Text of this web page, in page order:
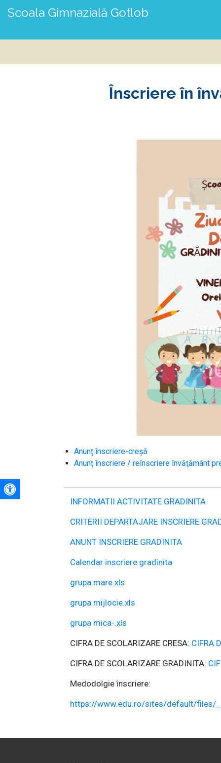
Școala Gimnazială Gotlob
A+
Înscriere în
Anunț înscriere-creșă
Anunţ înscriere / reînscriere învăţământ
INFORMATII ACTIVITATE GRADINITA
CRITERII DEPARTAJARE INSCRIERE
ANUNT INSCRIERE GRADINITA
Calendar inscriere gradinita
grupa mare.xls
grupa mijlocie.xls
grupa mica-.xls
CIFRA DE SCOLARIZARE CRESA: CIFRA
CIFRA DE SCOLARIZARE GRADINITA:
Medodolgie înscriere:
https://www.edu.ro/sites/default/files/